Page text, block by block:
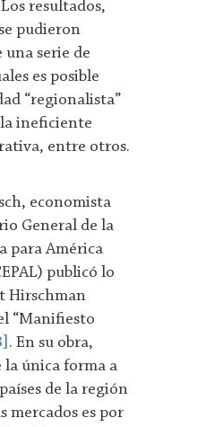
resultados,
pudieron
una serie de
es posible
“regionalista”
la ineficiente
entre otros.
economista
General de la
para América
publicó lo
Hirschman
“Manifiesto
. En su obra,
la única forma a
de la región
mercados es por